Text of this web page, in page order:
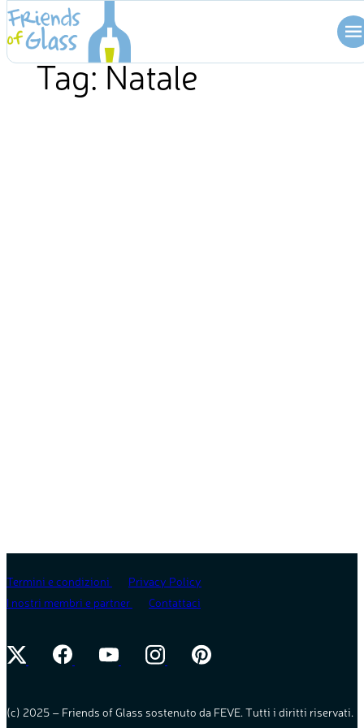
Skip
to
contentTag:Natale
Termini e condizioni
Privacy Policy
I nostri membri e partner
Contattaci
(c) 2025 – Friends of Glass sostenuto da FEVE. Tutti i diritti riservati.